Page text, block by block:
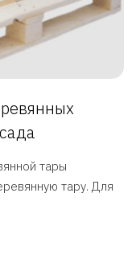
тары
тару. Для